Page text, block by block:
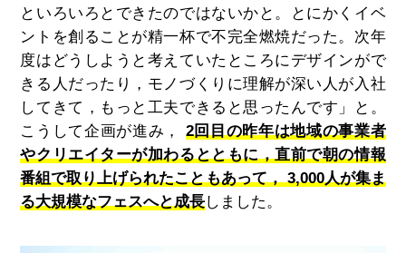
といろいろとできたのではないかと。とにかくイベ
ントを創ることが精一杯で不完全燃焼だった。次年
度はどうしようと考えていたところにデザインがで
きる人だったり，モノづくりに理解が深い人が入社
してきて，もっと工夫できると思ったんです」と。
こうして企画が進み， 2回目の昨年は地域の事業者
やクリエイターが加わるとともに，直前で朝の情報
番組で取り上げられたこともあって， 3,000人が集ま
る大規模なフェスへと成長しました。